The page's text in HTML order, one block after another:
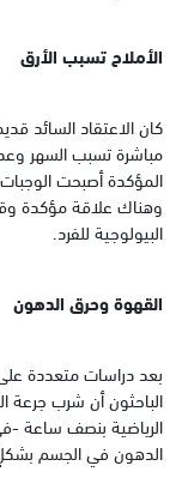
الأملاح تسبب الأرق
كان الاعتقاد السائد
مباشرة تسبب السهر
المؤكدة أصبحت
وهناك علاقة مؤكدة
البيولوجية للفرد.
القهوة وحرق الدهون
بعد دراسات متعددة
الباحثون أن شرب جرعة
الرياضية بنصف ساعة -
الدهون في الجسم بشكلٍ